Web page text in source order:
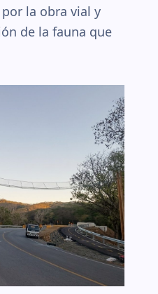
la obra vial y
de la fauna que